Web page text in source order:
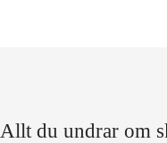
Allt du undrar om